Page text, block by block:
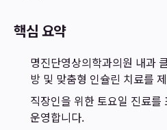
핵심 요약
명진단영상의학과의원 내과
방 및 맞춤형 인슐린 치료를
직장인을 위한 토요일 진료
운영합니다.